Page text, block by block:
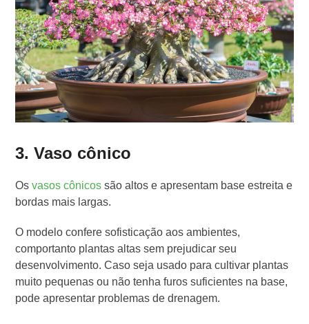
3. Vaso cônico
Osvasos cônicos são altos e apresentam base estreita e
bordas mais largas.
O modelo confere sofisticação aos ambientes,
comportanto plantas altas sem prejudicar seu
desenvolvimento. Caso seja usado para cultivar plantas
muito pequenas ou não tenha furos suficientes na base,
pode apresentar problemas de drenagem.